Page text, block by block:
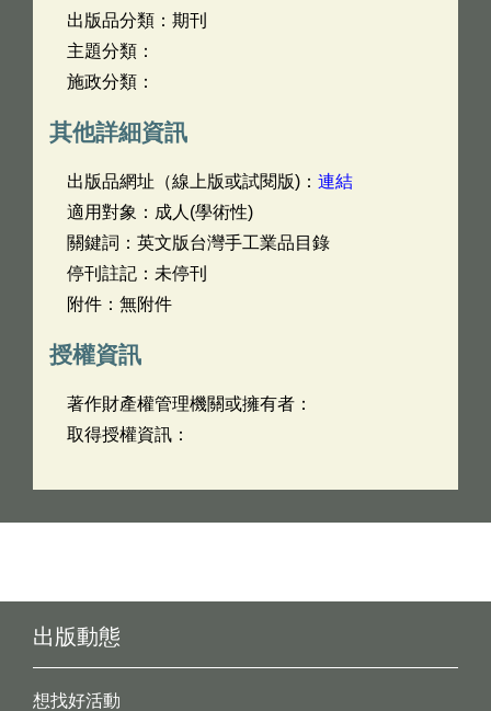
出版品分類：期刊
主題分類：
施政分類：
其他詳細資訊
出版品網址（線上版或試閱版)： 連結
適用對象：成人(學術性)
關鍵詞：英文版台灣手工業品目錄
停刊註記：未停刊
附件：無附件
授權資訊
著作財產權管理機關或擁有者：
取得授權資訊：
出版動態
想找好活動